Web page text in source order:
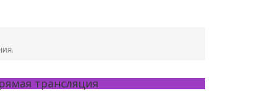
трансляция